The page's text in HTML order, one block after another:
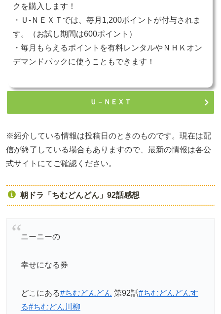
クを購入します！
・Ｕ-ＮＥＸＴでは、毎月1,200ポイントが付与されま
す。（お試し期間は600ポイント）
・毎月もらえるポイントを有料レンタルやＮＨＫオン
デマンドパックに使うこともできます！
Ｕ－ＮＥＸＴ
※紹介している情報は投稿日のときのものです。現在は配
信が終了している場合もありますので、最新の情報は各公
式サイトにてご確認ください。
朝ドラ「ちむどんどん」92話感想
ニーニーの
幸せになる券
どこにある#ちむどんどん 第92話#ちむどんどんす
る#ちむどん川柳